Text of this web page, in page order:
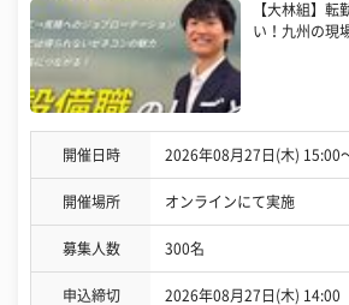
【大林組】転
い！九州の現
開催日時 2026年08月27日(木) 15:00
開催場所 オンラインにて実施
募集人数 300名
申込締切 2026年08月27日(木) 14:00